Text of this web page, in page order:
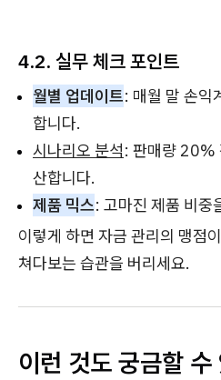
4.2. 실무 체크 포인트
월별 업데이트: 매월 말 손익
합니다.
시나리오 분석: 판매량 20%
산합니다.
제품 믹스: 고마진 제품 비중
이렇게 하면 자금 관리의 맹점
쳐다보는 습관을 버리세요.
이런 것도 궁금할 수